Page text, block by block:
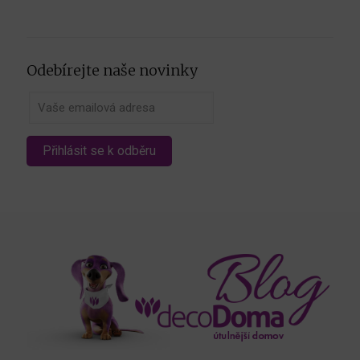
Odebírejte naše novinky